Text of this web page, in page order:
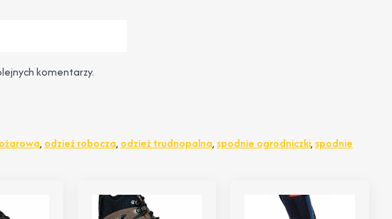
komentarzy.
, odzież robocza, odzież trudnopalna, spodnie ogrodniczki, spodnie